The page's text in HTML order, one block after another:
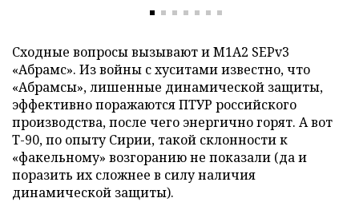
Сходные вопросы вызывают и M1A2 SEPv3
«Абрамс». Из войны с хуситами известно, что
«Абрамсы», лишенные динамической защиты,
эффективно поражаются ПТУР российского
производства, после чего энергично горят. А вот
Т-90, по опыту Сирии, такой склонности к
«факельному» возгоранию не показали (да и
поразить их сложнее в силу наличия
динамической защиты).